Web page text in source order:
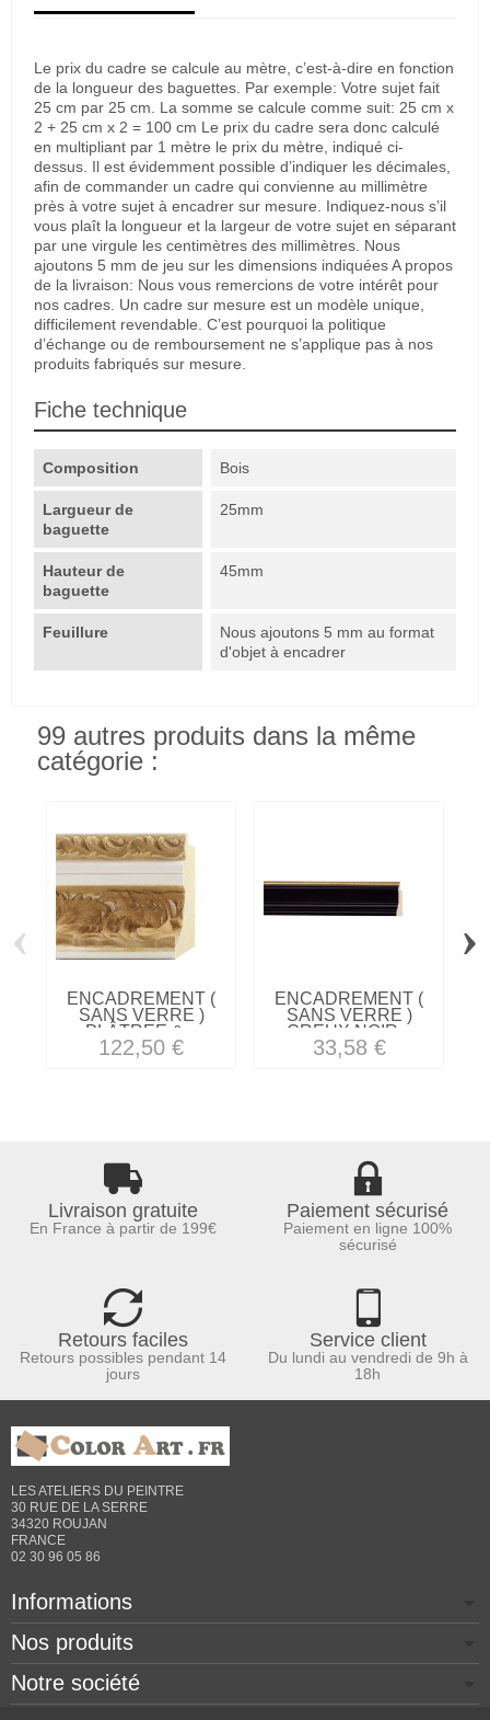
Le prix du cadre se calcule au mètre, c’est-à-dire en fonction
de la longueur des baguettes. Par exemple: Votre sujet fait
25 cm par 25 cm. La somme se calcule comme suit: 25 cm x
2 + 25 cm x 2 = 100 cm Le prix du cadre sera donc calculé
en multipliant par 1 mètre le prix du mètre, indiqué ci-
dessus. Il est évidemment possible d’indiquer les décimales,
afin de commander un cadre qui convienne au millimètre
près à votre sujet à encadrer sur mesure. Indiquez-nous s’il
vous plaît la longueur et la largeur de votre sujet en séparant
par une virgule les centimètres des millimètres. Nous
ajoutons 5 mm de jeu sur les dimensions indiquées A propos
de la livraison: Nous vous remercions de votre intérêt pour
nos cadres. Un cadre sur mesure est un modèle unique,
difficilement revendable. C’est pourquoi la politique
d’échange ou de remboursement ne s’applique pas à nos
produits fabriqués sur mesure.
Fiche technique
Composition Bois
Largueur de
baguette
25mm
Hauteur de
baguette
45mm
Feuillure
Nous ajoutons 5 mm au format
d'objet à encadrer
99 autres produits dans la même
catégorie :
ENCADREMENT (
SANS VERRE )
PLÂTREE &...
122,50 €
ENCADREMENT (
SANS VERRE )
CREUX NOIR...
33,58 €
‹ ›
Livraison gratuite
En France à partir de 199€
Paiement sécurisé
Paiement en ligne 100%
sécurisé
Retours faciles
Retours possibles pendant 14
jours
Service client
Du lundi au vendredi de 9h à
18h
LES ATELIERS DU PEINTRE
30 RUE DE LA SERRE
34320 ROUJAN
FRANCE
02 30 96 05 86
Informations
Nos produits
Notre société